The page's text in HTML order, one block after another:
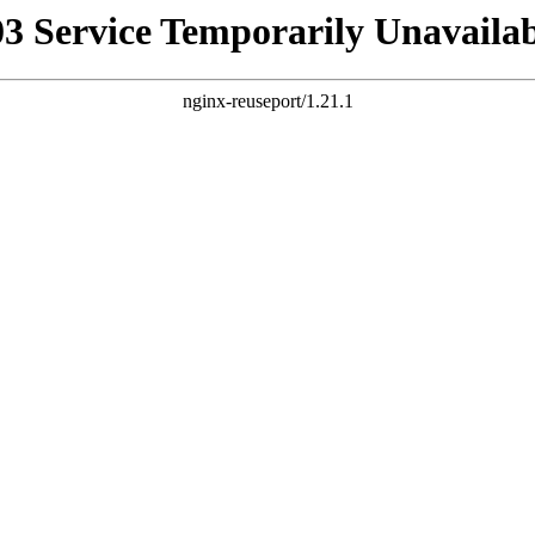
Service Temporarily
nginx-reuseport/1.21.1